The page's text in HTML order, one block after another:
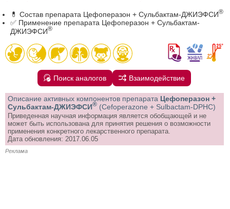
💊 Состав препарата Цефоперазон + Сульбактам-ДЖИЭФСИ®
✅ Применение препарата Цефоперазон + Сульбактам-
ДЖИЭФСИ®
Поиск аналогов Взаимодействие
Описание активных компонентов препарата Цефоперазон +
Сульбактам-ДЖИЭФСИ® (Cefoperazone + Sulbactam-DPHC)
Приведенная научная информация является обобщающей и не
может быть использована для принятия решения о возможности
применения конкретного лекарственного препарата.
Дата обновления: 2017.06.05
Реклама